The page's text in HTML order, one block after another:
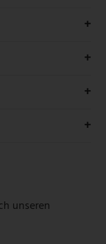
die
unseren